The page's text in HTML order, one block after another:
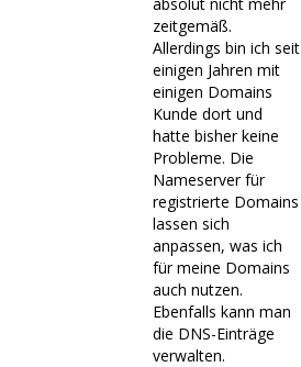
zeitgemäß.
Allerdings bin ich seit
einigen Jahren mit
einigen Domains
Kunde dort und
hatte bisher keine
Probleme. Die
Nameserver für
registrierte Domains
lassen sich
anpassen, was ich
für meine Domains
auch nutzen.
Ebenfalls kann man
die DNS-Einträge
verwalten.